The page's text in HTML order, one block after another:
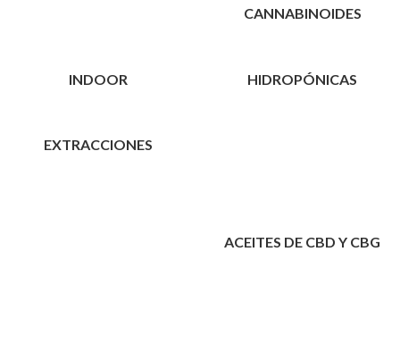
CANNABINOIDES
INDOOR HIDROPÓNICAS
EXTRACCIONES
ACEITES DE CBD Y CBG